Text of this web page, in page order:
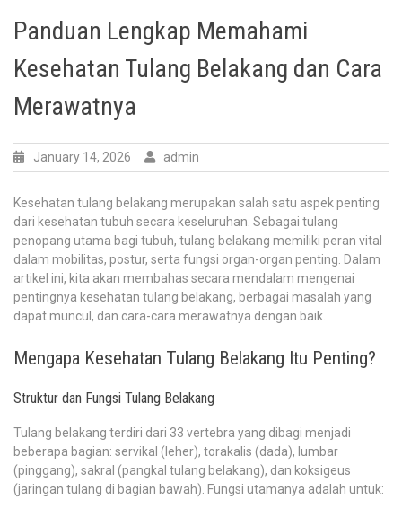
Panduan Lengkap Memahami
Kesehatan Tulang Belakang dan Cara
Merawatnya
January 14, 2026 admin
Kesehatan tulang belakang merupakan salah satu aspek penting
dari kesehatan tubuh secara keseluruhan. Sebagai tulang
penopang utama bagi tubuh, tulang belakang memiliki peran vital
dalam mobilitas, postur, serta fungsi organ-organ penting. Dalam
artikel ini, kita akan membahas secara mendalam mengenai
pentingnya kesehatan tulang belakang, berbagai masalah yang
dapat muncul, dan cara-cara merawatnya dengan baik.
Mengapa Kesehatan Tulang Belakang Itu Penting?
Struktur dan Fungsi Tulang Belakang
Tulang belakang terdiri dari 33 vertebra yang dibagi menjadi
beberapa bagian: servikal (leher), torakalis (dada), lumbar
(pinggang), sakral (pangkal tulang belakang), dan koksigeus
(jaringan tulang di bagian bawah). Fungsi utamanya adalah untuk: